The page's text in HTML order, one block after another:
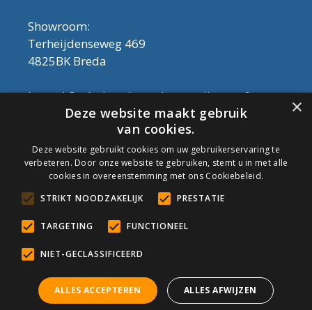
Showroom:
Terheijdenseweg 469
4825BK Breda
Let op! Onderhoudsproducten zijn nu af te
halen in de showroom. Er kan alleen met
contant geld betaald worden, dus geen pin.
Tel: 076-3030554
Email: info@onderhoudshop.nl
KVK: 59667419
Algemene Voorwaarden
Copyright © 2019 Onderhoud Shop
×
Deze website maakt gebruik
van cookies.
Deze website gebruikt cookies om uw gebruikerservaring te
verbeteren. Door onze website te gebruiken, stemt u in met alle
cookies in overeenstemming met ons Cookiebeleid.
STRIKT NOODZAKELIJK
PRESTATIE
TARGETING FUNCTIONEEL
NIET-GECLASSIFICEERD
ALLES ACCEPTEREN ALLES AFWIJZEN